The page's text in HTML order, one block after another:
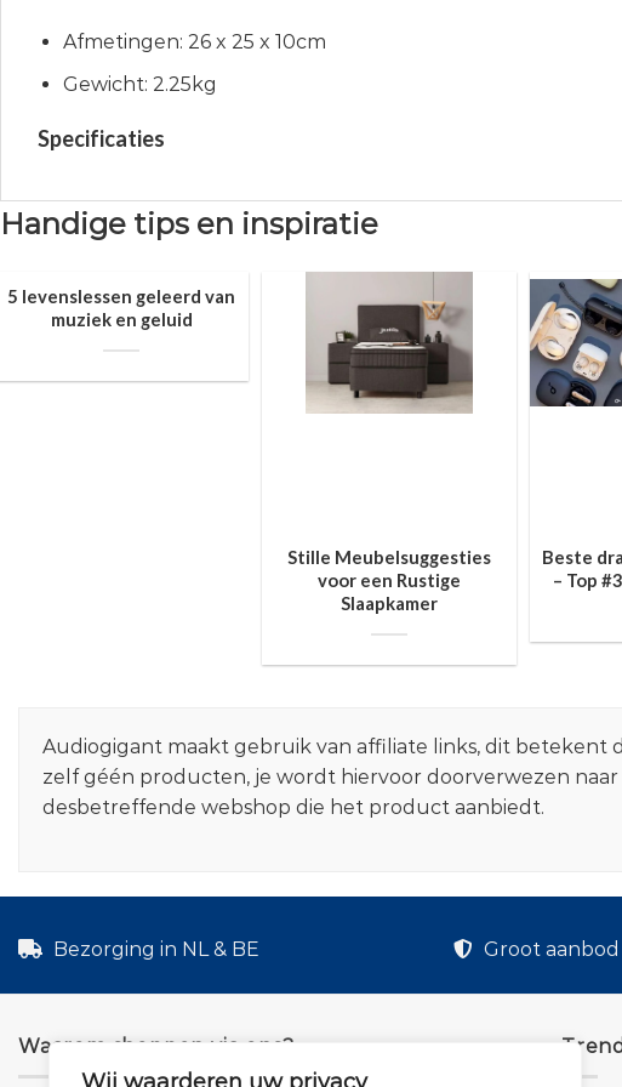
Afmetingen: 26 x 25 x 10cm
Gewicht: 2.25kg
Specificaties
Handige tips en inspiratie
5 levenslessen geleerd van
muziek en geluid
Stille Meubelsuggesties
voor een Rustige
Slaapkamer
Beste
– Top
Audiogigant maakt gebruik van affiliate links, dit betekent
zelf géén producten, je wordt hiervoor doorverwezen
desbetreffende webshop die het product aanbiedt.
Bezorging in NL & BE Groot
Waarom shoppen via ons?